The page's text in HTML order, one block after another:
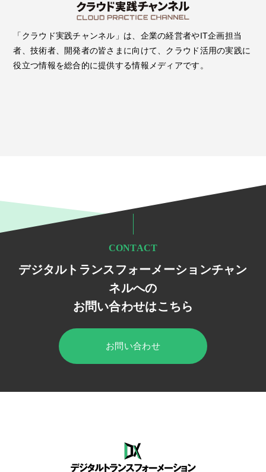
「クラウド実践チャンネル」は、企業の経営者やIT企画担当
者、技術者、開発者の皆さまに向けて、クラウド活用の実践に
役立つ情報を総合的に提供する情報メディアです。
CONTACT
デジタルトランスフォーメーションチャン
ネルへの
お問い合わせはこちら
お問い合わせ